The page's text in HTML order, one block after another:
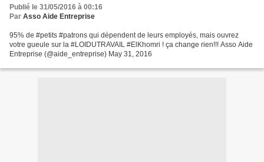
Publié le 31/05/2016 à 00:16
Par Asso Aide Entreprise
95% de #petits #patrons qui dépendent de leurs employés, mais ouvrez
votre gueule sur la #LOIDUTRAVAIL #ElKhomri ! ça change rien!!! Asso Aide
Entreprise (@aide_entreprise) May 31, 2016